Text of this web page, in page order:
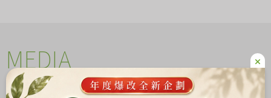
MEDIA
影音專區 More